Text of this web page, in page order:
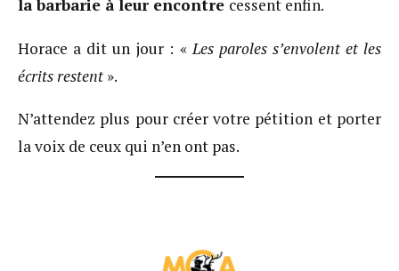
la barbarie à leur encontre cessent enfin.
Horace a dit un jour : «Les paroles s’envolent et les
écrits restent ».
N’attendez plus pour créer votre pétition et porter
la voix de ceux qui n’en ont pas.